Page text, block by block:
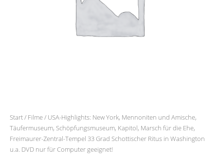
Start/ Filme/ USA-Highlights: New York, Mennoniten und Amische,
Täufermuseum, Schöpfungsmuseum, Kapitol, Marsch für die Ehe,
Freimaurer-Zentral-Tempel 33 Grad Schottischer Ritus in Washington
u.a. DVD nur für Computer geeignet!
Ritus
in
Washington
u.a.